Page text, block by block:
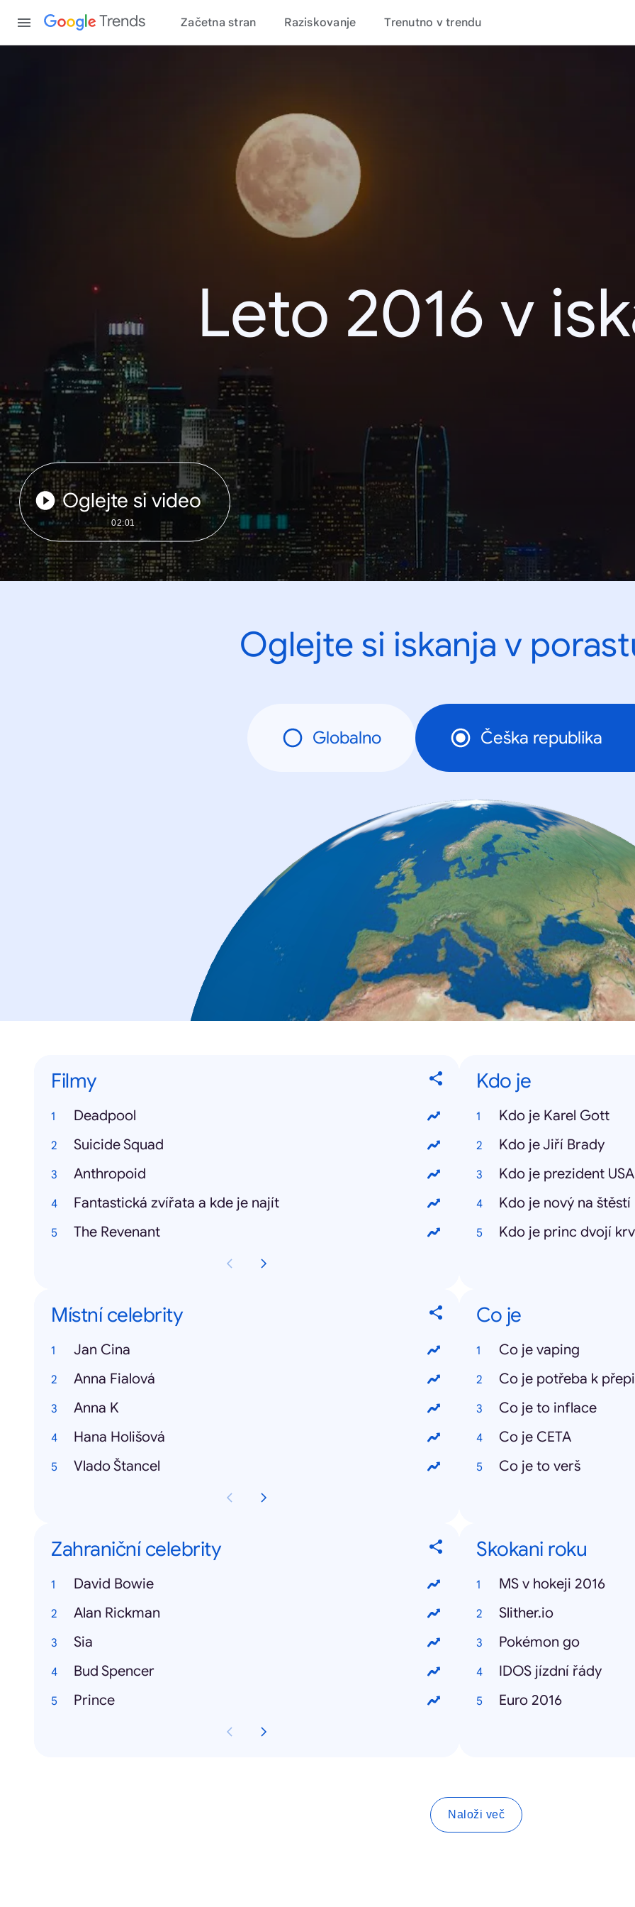
Trends Začetna stran Raziskovanje Trenutno v trendu
Leto 2016 v
Oglejte si video
02:01
Oglejte si iskanja v
Globalno Češka republika
Filmy
Deadpool
Suicide Squad
Anthropoid
Fantastická zvířata a kde je najít
The Revenant
Kdo je
Kdo je Karel Gott
Kdo je Jiří Brady
Kdo je prezident USA
Kdo je nový na štěstí
Kdo je princ dvojí
Místní celebrity
Jan Cina
Anna Fialová
Anna K
Hana Holišová
Vlado Štancel
Co je
Co je vaping
Co je potřeba k
Co je to inflace
Co je CETA
Co je to verš
Zahraniční celebrity
David Bowie
Alan Rickman
Sia
Bud Spencer
Prince
Skokani roku
MS v hokeji 2016
Slither.io
Pokémon go
IDOS jízdní řády
Euro 2016
Naloži več